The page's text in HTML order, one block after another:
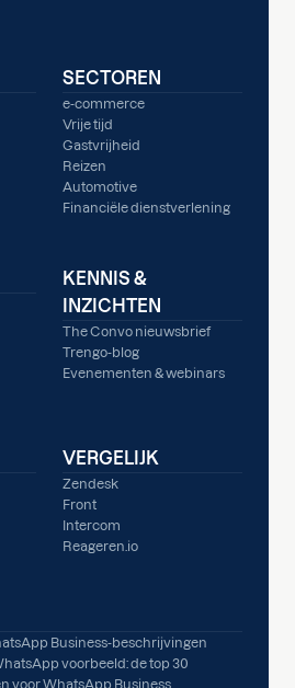
SECTOREN
e-commerce
Vrije tijd
Gastvrijheid
Reizen
Automotive
Financiële dienstverlening
KENNIS &
INZICHTEN
The Convo nieuwsbrief
Trengo-blog
Evenementen & webinars
VERGELIJK
Zendesk
Front
Intercom
Reageren.io
Business-beschrijvingen
voorbeeld: de top 30
voor WhatsApp Business